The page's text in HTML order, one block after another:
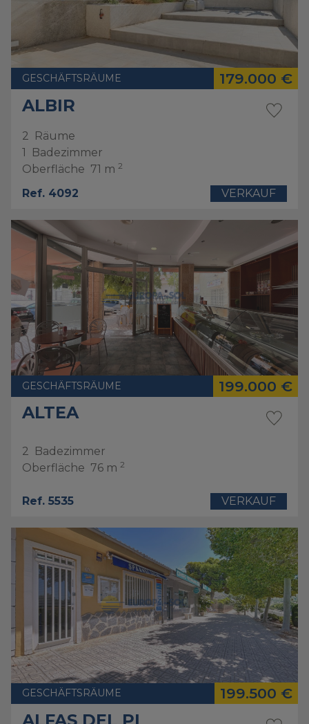
GESCHÄFTSRÄUME 179.000 €
ALBIR
2
Räume
1
Badezimmer
Oberfläche 71 m 2
Ref. 4092 VERKAUF
GESCHÄFTSRÄUME 199.000 €
ALTEA
2
Badezimmer
Oberfläche 76 m 2
Ref. 5535 VERKAUF
GESCHÄFTSRÄUME 199.500 €